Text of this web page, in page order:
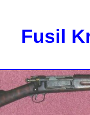
Fusil